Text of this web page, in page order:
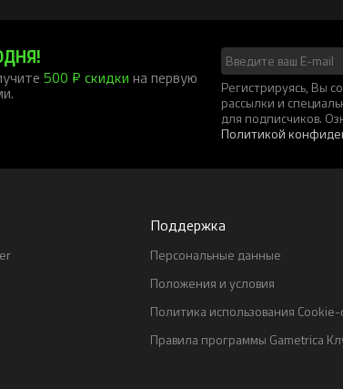
500 ₽ скидки на первую
Регистрируясь, Вы
рассылки и
для подписчиков.
Политикой
Поддержка
Персональные данные
Положения и условия
Политика использования
Правила программы Gametrica